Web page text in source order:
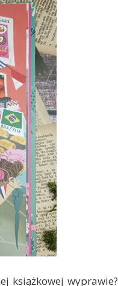
książkowej